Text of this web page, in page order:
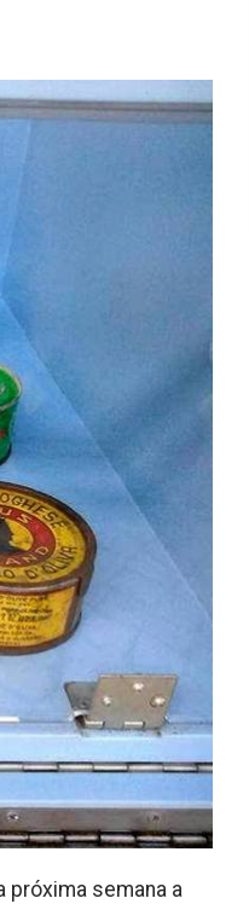
próxima semana a